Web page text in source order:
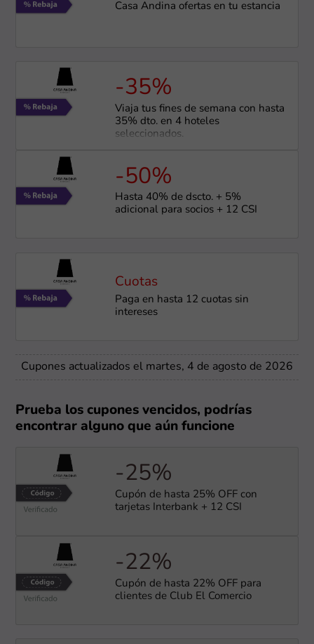
Casa Andina ofertas en tu estancia
-35%
Viaja tus fines de semana con hasta
35% dto. en 4 hoteles
seleccionados.
-50%
Hasta 40% de dscto. + 5%
adicional para socios + 12 CSI
Cuotas
Paga en hasta 12 cuotas sin
intereses
Cupones actualizados el martes, 4 de agosto de 2026
Prueba los cupones vencidos, podrías
encontrar alguno que aún funcione
-25%
Cupón de hasta 25% OFF con
tarjetas Interbank + 12 CSI
-22%
Cupón de hasta 22% OFF para
clientes de Club El Comercio